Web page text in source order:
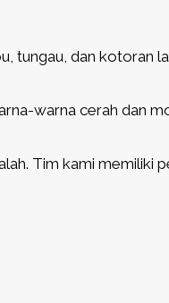
tungau, dan kotoran
warna cerah dan
Tim kami memiliki